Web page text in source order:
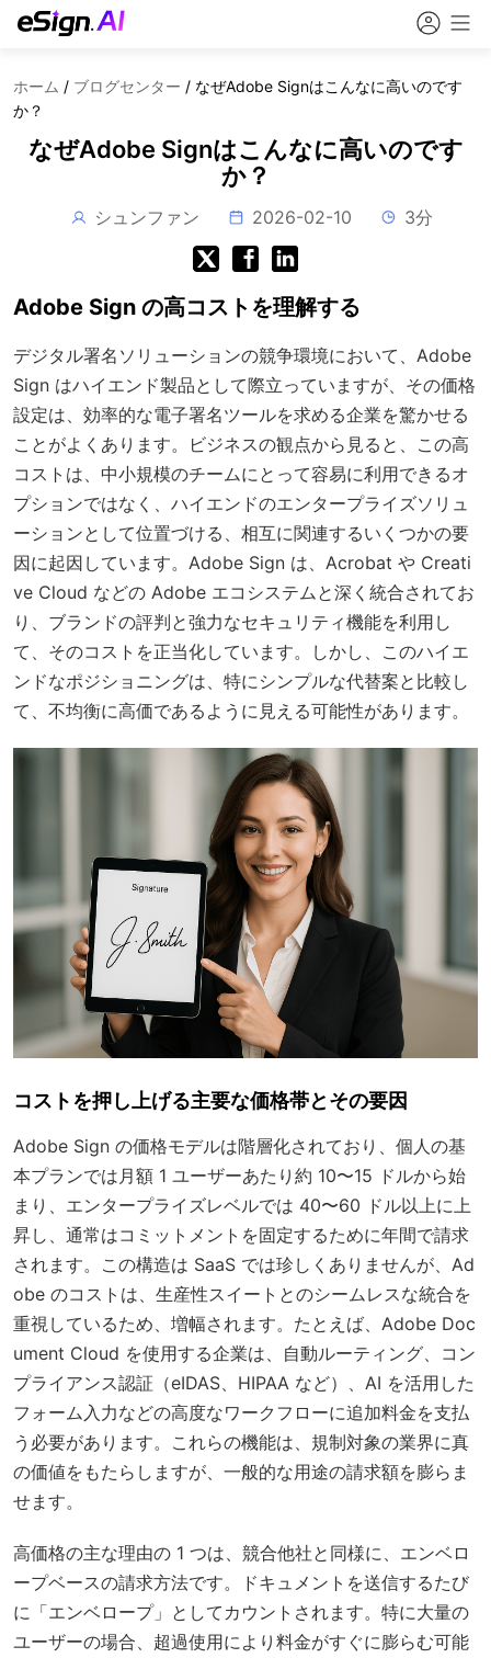
ホーム / ブログセンター / なぜAdobe Signはこんなに高いのです
か？
なぜAdobe Signはこんなに高いのです
か？
シュンファン 2026-02-10 3分
Adobe Sign の高コストを理解する
デジタル署名ソリューションの競争環境において、Adobe
Sign はハイエンド製品として際立っていますが、その価格
設定は、効率的な電子署名ツールを求める企業を驚かせる
ことがよくあります。ビジネスの観点から見ると、この高
コストは、中小規模のチームにとって容易に利用できるオ
プションではなく、ハイエンドのエンタープライズソリュ
ーションとして位置づける、相互に関連するいくつかの要
因に起因しています。Adobe Sign は、Acrobat や Creati
ve Cloud などの Adobe エコシステムと深く統合されてお
り、ブランドの評判と強力なセキュリティ機能を利用し
て、そのコストを正当化しています。しかし、このハイエ
ンドなポジショニングは、特にシンプルな代替案と比較し
て、不均衡に高価であるように見える可能性があります。
コストを押し上げる主要な価格帯とその要因
Adobe Sign の価格モデルは階層化されており、個人の基
本プランでは月額 1 ユーザーあたり約 10〜15 ドルから始
まり、エンタープライズレベルでは 40〜60 ドル以上に上
昇し、通常はコミットメントを固定するために年間で請求
されます。この構造は SaaS では珍しくありませんが、Ad
obe のコストは、生産性スイートとのシームレスな統合を
重視しているため、増幅されます。たとえば、Adobe Doc
ument Cloud を使用する企業は、自動ルーティング、コン
プライアンス認証（eIDAS、HIPAA など）、AI を活用した
フォーム入力などの高度なワークフローに追加料金を支払
う必要があります。これらの機能は、規制対象の業界に真
の価値をもたらしますが、一般的な用途の請求額を膨らま
せます。
高価格の主な理由の 1 つは、競合他社と同様に、エンベロ
ープベースの請求方法です。ドキュメントを送信するたび
に「エンベロープ」としてカウントされます。特に大量の
ユーザーの場合、超過使用により料金がすぐに膨らむ可能